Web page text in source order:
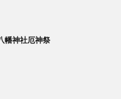
幡神社厄神祭